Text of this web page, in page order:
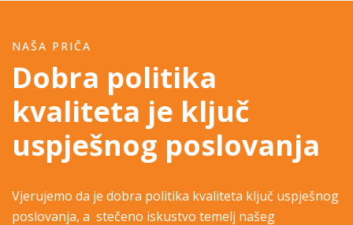
NAŠA PRIČA
Dobra politika
kvaliteta je ključ
uspješnog poslovanja
Vjerujemo da je dobra politika kvaliteta ključ uspješnog
poslovanja, a stečeno iskustvo temelj našeg